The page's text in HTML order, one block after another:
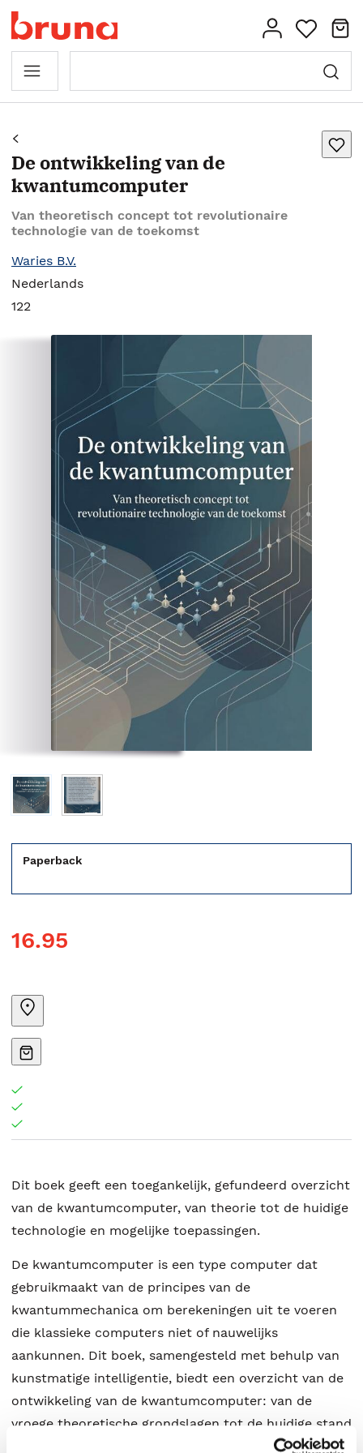
De ontwikkeling van de
kwantumcomputer
Van theoretisch concept tot revolutionaire
technologie van de toekomst
Waries B.V.
Nederlands
122
Paperback
16.95
Dit boek geeft een toegankelijk, gefundeerd overzicht
van de kwantumcomputer, van theorie tot de huidige
technologie en mogelijke toepassingen.
De kwantumcomputer is een type computer dat
gebruikmaakt van de principes van de
kwantummechanica om berekeningen uit te voeren
die klassieke computers niet of nauwelijks
aankunnen. Dit boek, samengesteld met behulp van
kunstmatige intelligentie, biedt een overzicht van de
ontwikkeling van de kwantumcomputer: van de
vroege theoretische grondslagen tot de huidige stand
van de technologie. Je leest over de wiskundige en